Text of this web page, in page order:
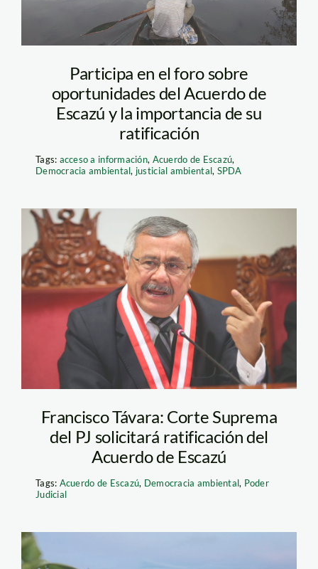
Participa en el foro sobre
oportunidades del Acuerdo de
Escazú y la importancia de su
ratificación
Tags: acceso a información, Acuerdo de Escazú,
Democracia ambiental, justicial ambiental, SPDA
francisco-tavara—
andina
Francisco Távara: Corte Suprema
del PJ solicitará ratificación del
Acuerdo de Escazú
Tags: Acuerdo de Escazú, Democracia ambiental, Poder
Judicial